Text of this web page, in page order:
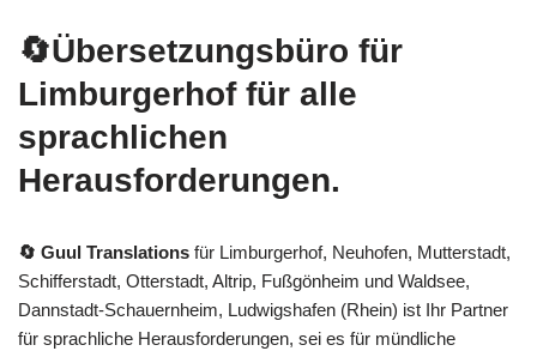
🔄Übersetzungsbüro für
Limburgerhof für alle
sprachlichen
Herausforderungen.
🔄 Guul Translations für Limburgerhof, Neuhofen, Mutterstadt,
Schifferstadt, Otterstadt, Altrip, Fußgönheim und Waldsee,
Dannstadt-Schauernheim, Ludwigshafen (Rhein) ist Ihr Partner
für sprachliche Herausforderungen, sei es für mündliche